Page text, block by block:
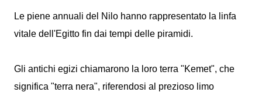
Le piene annuali del Nilo hanno rappresentato la linfa
vitale dell'Egitto fin dai tempi delle piramidi.
Gli antichi egizi chiamarono la loro terra "Kemet", che
significa "terra nera", riferendosi al prezioso limo